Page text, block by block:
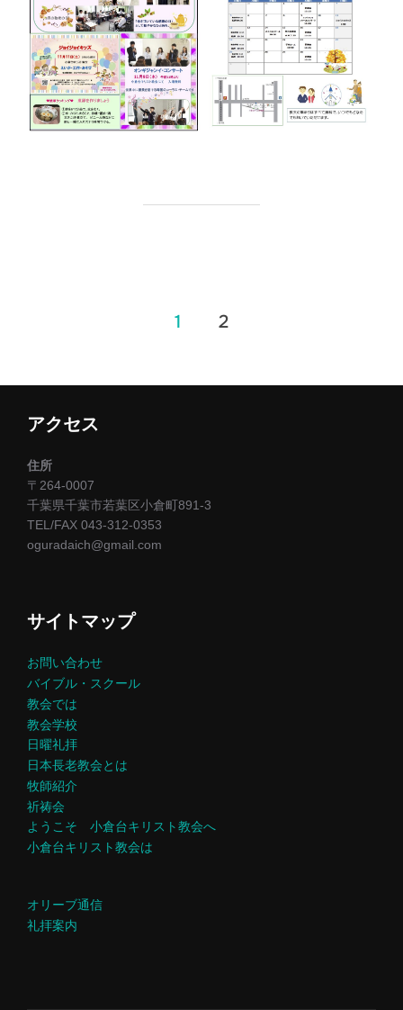
ペ
ー
ジ
送
1 2
アクセス
住所
〒264-0007
千葉県千葉市若葉区小倉町891-3
TEL/FAX 043-312-0353
oguradaich@gmail.com
サイトマップ
お問い合わせ
バイブル・スクール
教会では
教会学校
日曜礼拝
日本長老教会とは
牧師紹介
祈祷会
ようこそ 小倉台キリスト教会へ
小倉台キリスト教会は
オリーブ通信
礼拝案内